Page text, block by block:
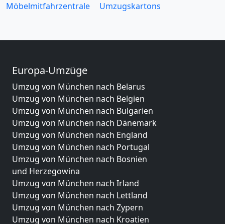
Möbelmitfahrzentrale
Umzugskartons
Europa-Umzüge
Umzug von München nach Belarus
Umzug von München nach Belgien
Umzug von München nach Bulgarien
Umzug von München nach Dänemark
Umzug von München nach England
Umzug von München nach Portugal
Umzug von München nach Bosnien
und Herzegowina
Umzug von München nach Irland
Umzug von München nach Lettland
Umzug von München nach Zypern
Umzug von München nach Kroatien